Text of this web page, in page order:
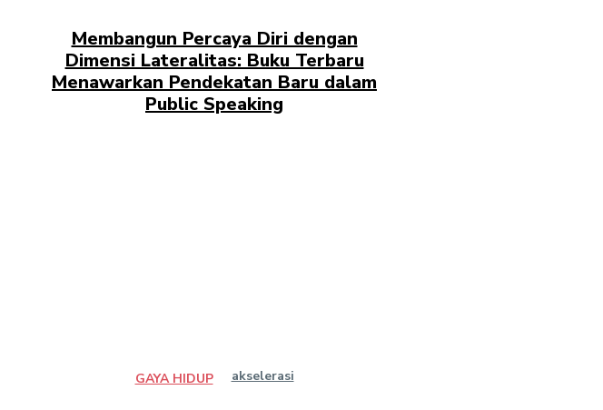
Membangun Percaya Diri dengan
Dimensi Lateralitas: Buku Terbaru
Menawarkan Pendekatan Baru dalam
Public Speaking
GAYA HIDUP akselerasi